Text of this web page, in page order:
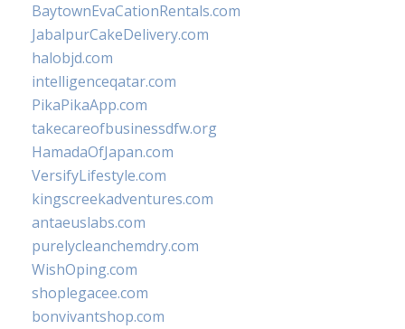
BaytownEvaCationRentals.com
JabalpurCakeDelivery.com
halobjd.com
intelligenceqatar.com
PikaPikaApp.com
takecareofbusinessdfw.org
HamadaOfJapan.com
VersifyLifestyle.com
kingscreekadventures.com
antaeuslabs.com
purelycleanchemdry.com
WishOping.com
shoplegacee.com
bonvivantshop.com